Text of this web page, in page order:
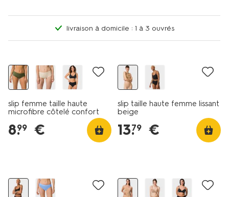
livraison à domicile : 1 à 3 ouvrés
slip femme taille haute
microfibre côtelé confort
8.
99 €
slip taille haute femme lissant
beige
13.
79 €